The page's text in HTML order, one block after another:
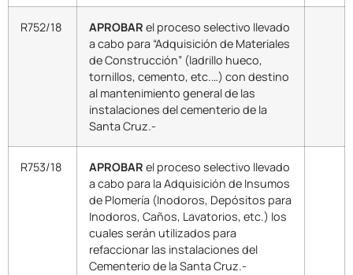
R752/18 APROBAR el proceso selectivo llevado
a cabo para “Adquisición de Materiales
de Construcción” (ladrillo hueco,
tornillos, cemento, etc.…) con destino
al mantenimiento general de las
instalaciones del cementerio de la
Santa Cruz.-
R753/18 APROBAR el proceso selectivo llevado
a cabo para la Adquisición de Insumos
de Plomería (Inodoros, Depósitos para
Inodoros, Caños, Lavatorios, etc.) los
cuales serán utilizados para
refaccionar las instalaciones del
Cementerio de la Santa Cruz.-